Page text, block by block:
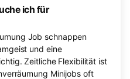
ich für
Job schnappen
und eine
Zeitliche Flexibilität ist
Minijobs oft